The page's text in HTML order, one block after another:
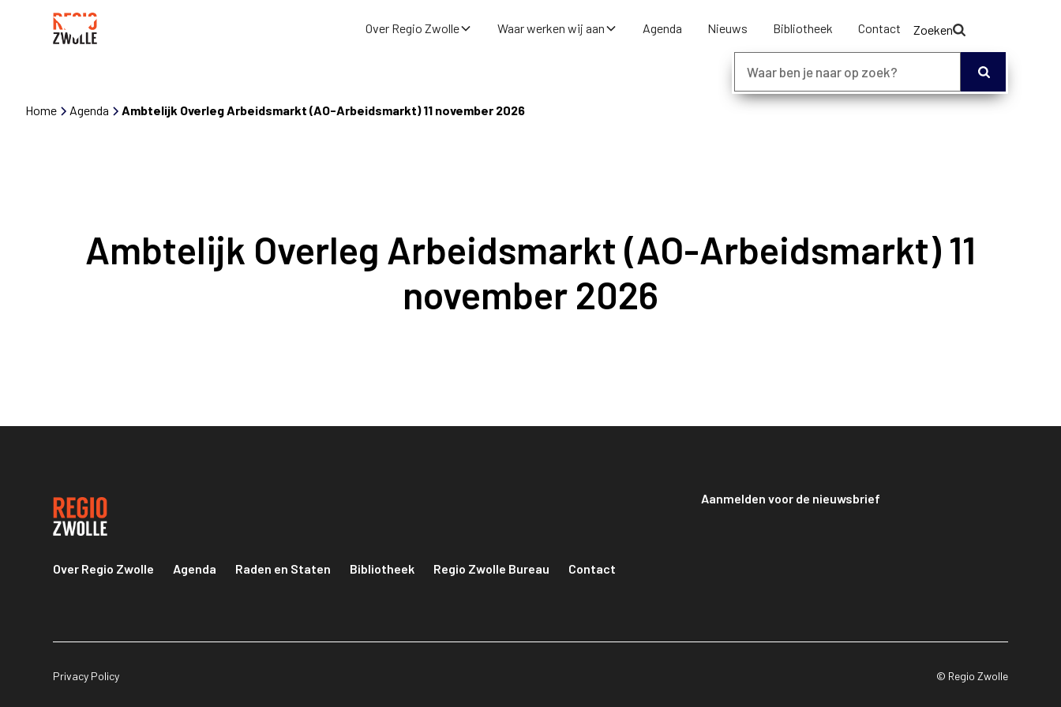
Over Regio Zwolle Waar werken wij aan Agenda Nieuws Bibliotheek Contact Zoeken
Home Agenda Ambtelijk Overleg Arbeidsmarkt (AO-Arbeidsmarkt) 11 november 2026
Ambtelijk Overleg Arbeidsmarkt (AO-Arbeidsmarkt) 11
november 2026
Over Regio Zwolle Agenda Raden en Staten Bibliotheek Regio Zwolle Bureau Contact
Aanmelden voor de nieuwsbrief
Privacy Policy © Regio Zwolle